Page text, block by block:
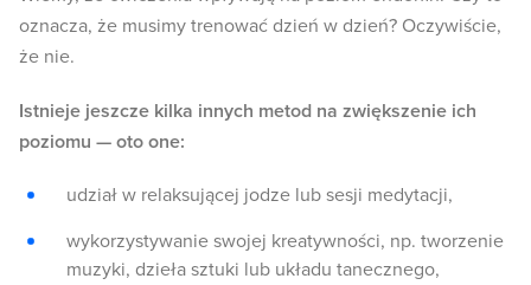
oznacza, że musimy trenować dzień w dzień? Oczywiście,
że nie.
Istnieje jeszcze kilka innych metod na zwiększenie ich
poziomu — oto one:
udział w relaksującej jodze lub sesji medytacji,
wykorzystywanie swojej kreatywności, np. tworzenie
muzyki, dzieła sztuki lub układu tanecznego,